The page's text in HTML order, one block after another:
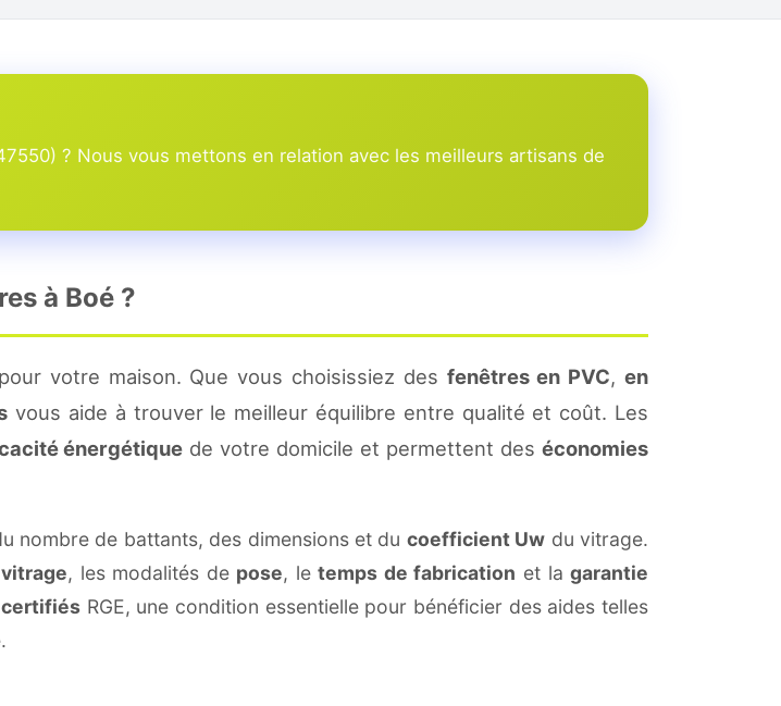
? Nous vous mettons en relation avec les meilleurs artisans de
à Boé ?
votre maison. Que vous choisissiez des fenêtres en PVC,en
vous aide à trouver le meilleur équilibre entre qualité et coût. Les
énergétique de votre domicile et permettent deséconomies
nombre de battants, des dimensions et du coefficient Uw du vitrage.
, les modalités de pose, letemps de fabrication et lagarantie
RGE, une condition essentielle pour bénéficier des aides telles